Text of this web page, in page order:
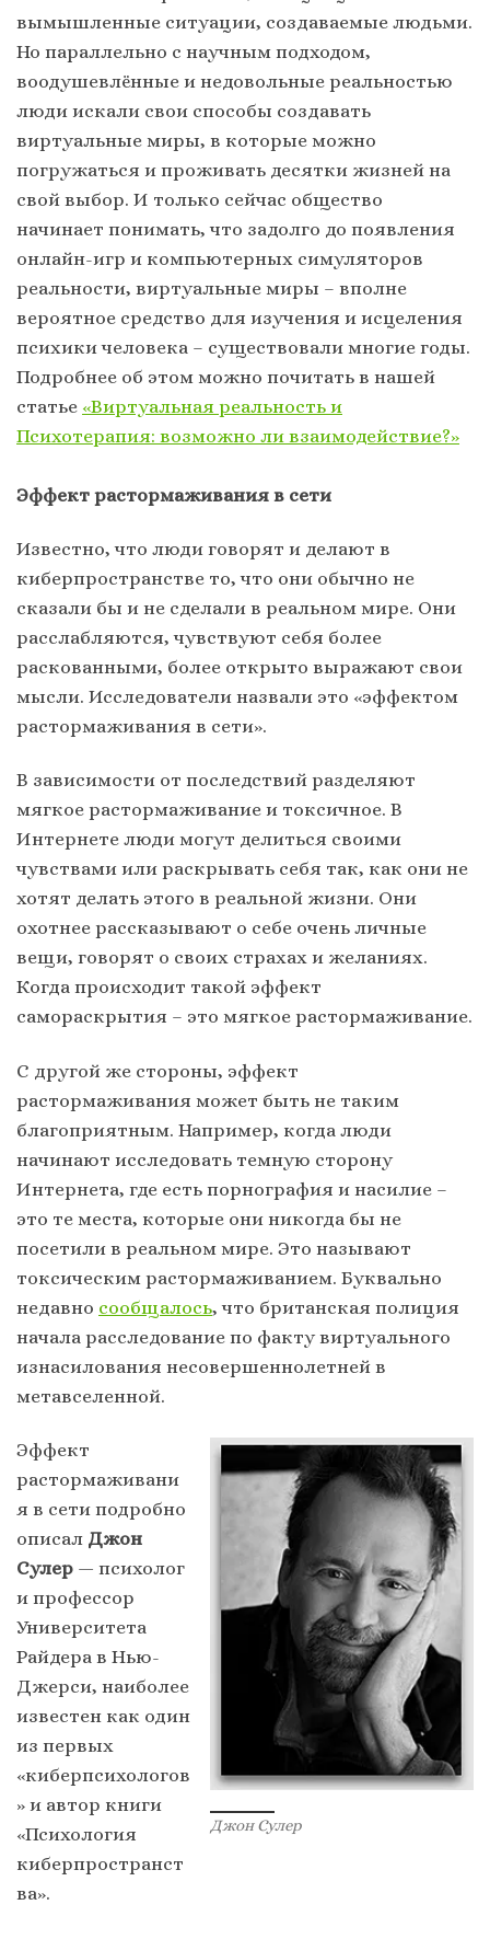
вымышленные ситуации, создаваемые людьми.
Но параллельно с научным подходом,
воодушевлённые и недовольные реальностью
люди искали свои способы создавать
виртуальные миры, в которые можно
погружаться и проживать десятки жизней на
свой выбор. И только сейчас общество
начинает понимать, что задолго до появления
онлайн-игр и компьютерных симуляторов
реальности, виртуальные миры – вполне
вероятное средство для изучения и исцеления
психики человека – существовали многие годы.
Подробнее об этом можно почитать в нашей
статье «Виртуальная реальность и
Психотерапия: возможно ли взаимодействие?»
Эффект растормаживания в сети
Известно, что люди говорят и делают в
киберпространстве то, что они обычно не
сказали бы и не сделали в реальном мире. Они
расслабляются, чувствуют себя более
раскованными, более открыто выражают свои
мысли. Исследователи назвали это «эффектом
растормаживания в сети».
В зависимости от последствий разделяют
мягкое растормаживание и токсичное. В
Интернете люди могут делиться своими
чувствами или раскрывать себя так, как они не
хотят делать этого в реальной жизни. Они
охотнее рассказывают о себе очень личные
вещи, говорят о своих страхах и желаниях.
Когда происходит такой эффект
самораскрытия – это мягкое растормаживание.
С другой же стороны, эффект
растормаживания может быть не таким
благоприятным. Например, когда люди
начинают исследовать темную сторону
Интернета, где есть порнография и насилие –
это те места, которые они никогда бы не
посетили в реальном мире. Это называют
токсическим растормаживанием. Буквально
недавно сообщалось, что британская полиция
начала расследование по факту виртуального
изнасилования несовершеннолетней в
метавселенной.
Джон Сулер
Эффект
растормаживани
я в сети подробно
описал Джон
Сулер — психолог
и профессор
Университета
Райдера в Нью-
Джерси, наиболее
известен как один
из первых
«киберпсихологов
» и автор книги
«Психология
киберпространст
ва».